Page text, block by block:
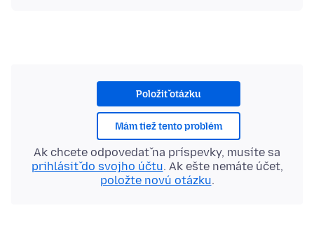
Položiť otázku
Mám tiež tento problém
Ak chcete odpovedať na príspevky, musíte sa
prihlásiť do svojho účtu. Ak ešte nemáte účet,
položte novú otázku.